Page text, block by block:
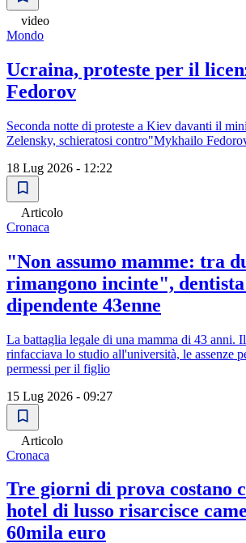
video
Mondo
Ucraina, proteste per il
Fedorov
Seconda notte di proteste a Kiev davanti il
Zelensky, schieratosi contro"Mykhailo
18 Lug 2026 - 12:22
Articolo
Cronaca
"Non assumo mamme: tra
rimangono incinte",
dipendente 43enne
La battaglia legale di una mamma di 43 anni.
rinfacciava lo studio all'università, le assenze
permessi per il figlio
15 Lug 2026 - 09:27
Articolo
Cronaca
Tre giorni di prova costano
hotel di lusso risarcisce
60mila euro